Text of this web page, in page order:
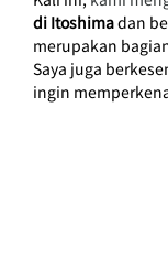
di Itoshimadan
merupakan
Saya juga
ingin